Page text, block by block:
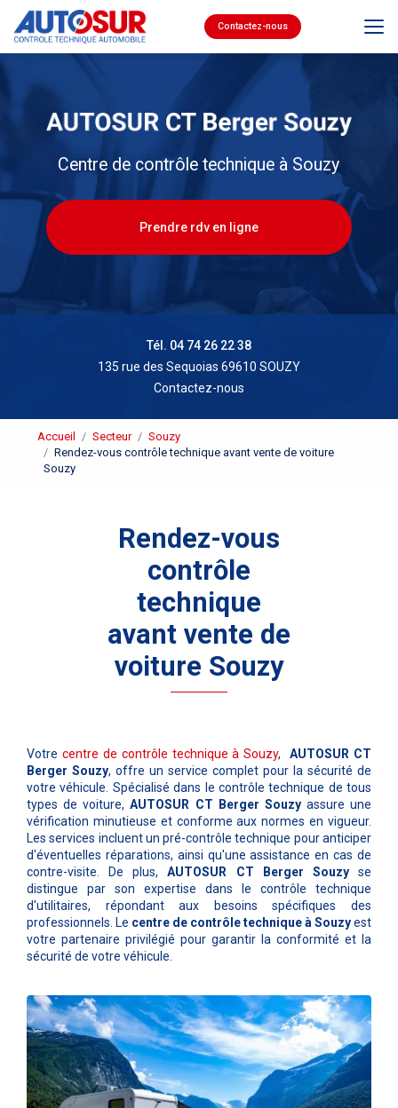
contenu
Contactez-nous
Centre de contrôle technique à Souzy
Prendre rdv en ligne
Tél. 04 74 26 22 38
135 rue des Sequoias 69610 SOUZY
Contactez-nous
Accueil Secteur
Souzy
Rendez-vous contrôle technique avant vente de voiture
Souzy
Rendez-vous
contrôle
technique
avant vente de
voiture Souzy
Votre centre de contrôle technique à Souzy,AUTOSUR CT
Berger Souzy, offre un service complet pour la sécurité de
votre véhicule. Spécialisé dans le contrôle technique de tous
types de voiture,AUTOSUR CT Berger Souzyassure une
vérification minutieuse et conforme aux normes en vigueur.
Les services incluent un pré-contrôle technique pour anticiper
d'éventuelles réparations, ainsi qu'une assistance en cas de
contre-visite. De plus,AUTOSUR CT Berger Souzyse
distingue par son expertise dans le contrôle technique
d'utilitaires, répondant aux besoins spécifiques des
professionnels. Le centre de contrôle technique à Souzyest
votre partenaire privilégié pour garantir la conformité et la
sécurité de votre véhicule.